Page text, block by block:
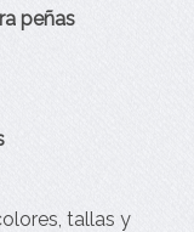
peñas
tallas y